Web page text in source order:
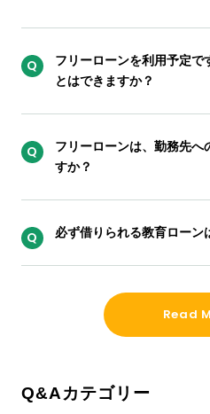
フリーローンを利用予定で
とはできますか？
フリーローンは、勤務先へ
すか？
必ず借りられる教育ローン
Read
Q&Aカテゴリー